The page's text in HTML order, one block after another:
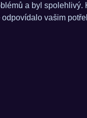
a byl spolehlivý.
vašim